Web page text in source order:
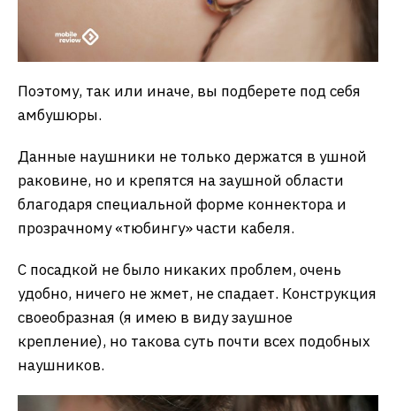
Поэтому, так или иначе, вы подберете под себя
амбушюры.
Данные наушники не только держатся в ушной
раковине, но и крепятся на заушной области
благодаря специальной форме коннектора и
прозрачному «тюбингу» части кабеля.
С посадкой не было никаких проблем, очень
удобно, ничего не жмет, не спадает. Конструкция
своеобразная (я имею в виду заушное
крепление), но такова суть почти всех подобных
наушников.